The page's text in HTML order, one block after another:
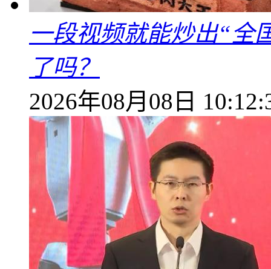
一段视频就能炒出“全
了吗？
2026年08月08日